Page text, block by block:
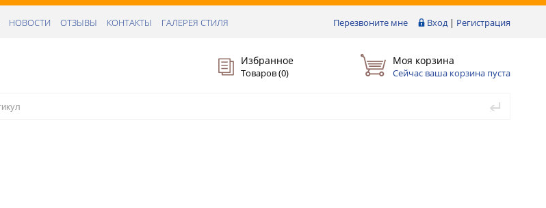
Перезвоните мне Вход | Регистрация
НОВОСТИ ОТЗЫВЫ КОНТАКТЫ ГАЛЕРЕЯ СТИЛЯ
Избранное
Товаров (0)
Моя корзина
Сейчас ваша корзина пуста